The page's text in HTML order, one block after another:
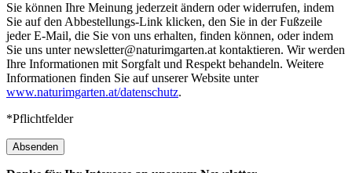
Sie können Ihre Meinung jederzeit ändern oder widerrufen, indem
Sie auf den Abbestellungs-Link klicken, den Sie in der Fußzeile
jeder E-Mail, die Sie von uns erhalten, finden können, oder indem
Sie uns unter newsletter@naturimgarten.at kontaktieren. Wir werden
Ihre Informationen mit Sorgfalt und Respekt behandeln. Weitere
Informationen finden Sie auf unserer Website unter
www.naturimgarten.at/datenschutz.
*Pflichtfelder
Absenden